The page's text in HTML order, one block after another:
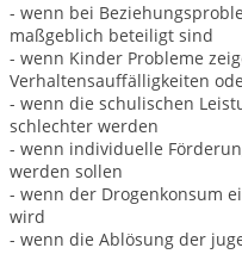
- wenn bei
maßgeblich beteiligt sind
- wenn Kinder Probleme
Verhaltensauffälligkeiten
- wenn die schulischen
schlechter werden
- wenn individuelle
werden sollen
- wenn der Drogenkonsum
wird
- wenn die Ablösung der